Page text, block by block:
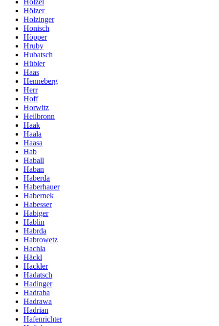
Hölzel
Hölzer
Holzinger
Honisch
Höpper
Hruby
Hubatsch
Hübler
Haas
Henneberg
Herr
Hoff
Horwitz
Heilbronn
Haak
Haala
Haasa
Hab
Haball
Haban
Haberda
Haberhauer
Habernek
Habesser
Habiger
Hablin
Habrda
Habrowetz
Hachla
Häckl
Hackler
Hadatsch
Hadinger
Hadraba
Hadrawa
Hadrian
Hafenrichter